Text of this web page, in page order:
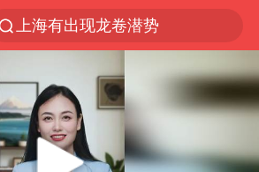
上海有出现龙卷潜势
白海豚逼近浙闽沿海
1枚就能让航母瘫痪 轰-6J实力有多强